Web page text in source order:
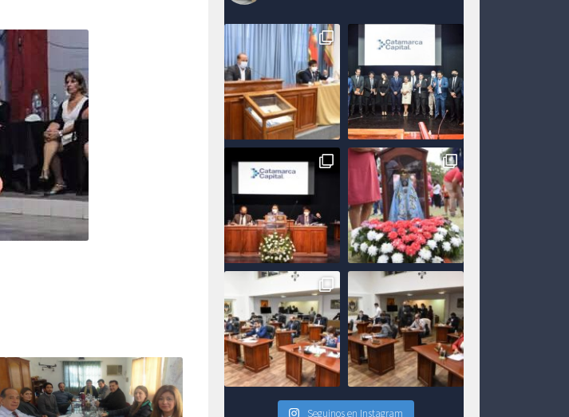
Seguinos en Instagram